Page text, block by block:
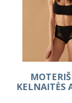
KELNAITĖS